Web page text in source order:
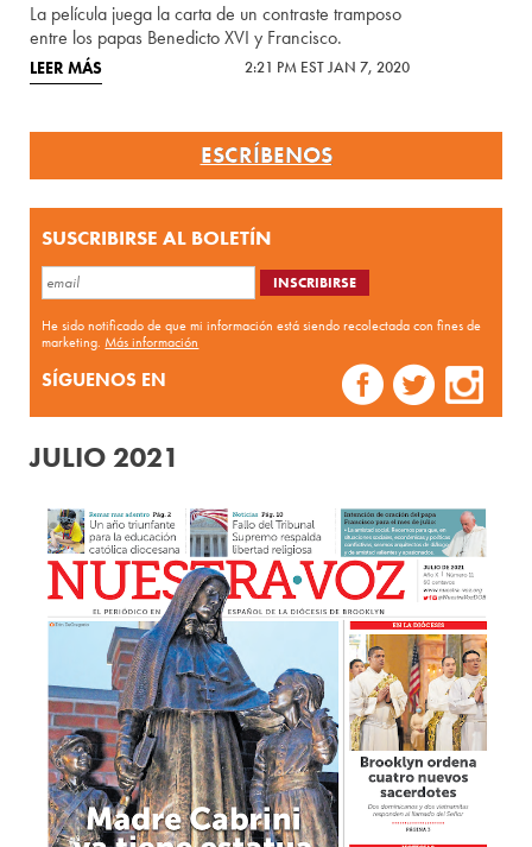
La película juega la carta de un contraste tramposo
entre los papas Benedicto XVI y Francisco.
LEER MÁS 2:21 PM EST JAN 7, 2020
ESCRÍBENOS
SUSCRIBIRSE AL BOLETÍN
He sido notificado de que mi información está siendo recolectada con fines de
marketing.Más información
SÍGUENOS EN
JULIO 2021